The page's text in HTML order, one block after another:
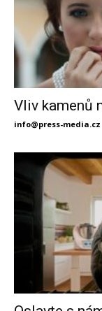
Vliv kamenů
info@press-media.cz